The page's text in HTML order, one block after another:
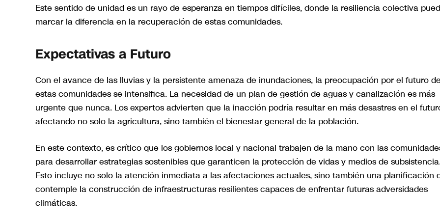
Este sentido de unidad es un rayo de esperanza en tiempos difíciles, donde la resiliencia colectiva
marcar la diferencia en la recuperación de estas comunidades.
Expectativas a Futuro
Con el avance de las lluvias y la persistente amenaza de inundaciones, la preocupación por el futuro
estas comunidades se intensifica. La necesidad de un plan de gestión de aguas y canalización es más
urgente que nunca. Los expertos advierten que la inacción podría resultar en más desastres en el
afectando no solo la agricultura, sino también el bienestar general de la población.
En este contexto, es crítico que los gobiernos local y nacional trabajen de la mano con las
para desarrollar estrategias sostenibles que garanticen la protección de vidas y medios de
Esto incluye no solo la atención inmediata a las afectaciones actuales, sino también una planificación
contemple la construcción de infraestructuras resilientes capaces de enfrentar futuras adversidades
climáticas.